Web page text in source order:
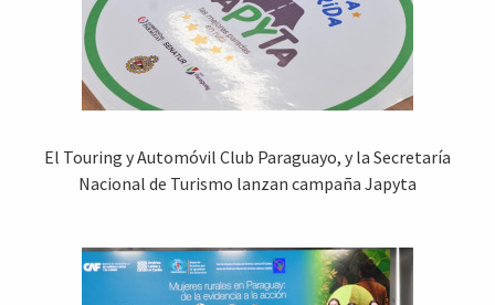
El Touring y Automóvil Club Paraguayo, y la Secretaría
Nacional de Turismo lanzan campaña Japyta